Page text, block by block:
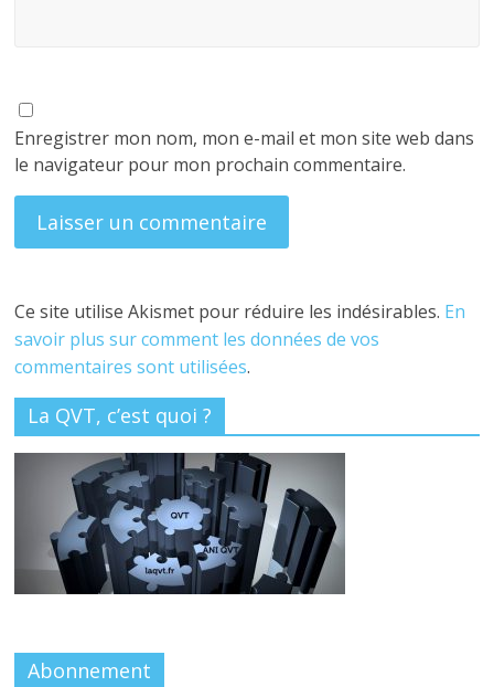
Enregistrer mon nom, mon e-mail et mon site web dans
le navigateur pour mon prochain commentaire.
Ce site utilise Akismet pour réduire les indésirables. En
savoir plus sur comment les données de vos
commentaires sont utilisées.
La QVT, c’est quoi ?
Abonnement